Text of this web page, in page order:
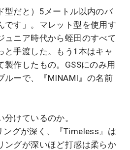
型だと）5メートル以内のバ
です」。マレット型を使用す
ュニア時代から蛭田のすべて
と手渡した。もう1本はキャ
製作したもの。GSSにのみ用
ルーで、『MINAMI』の名前
けているのか。
ングが深く、『Timeless』は
ングが深いほど打感は柔らか